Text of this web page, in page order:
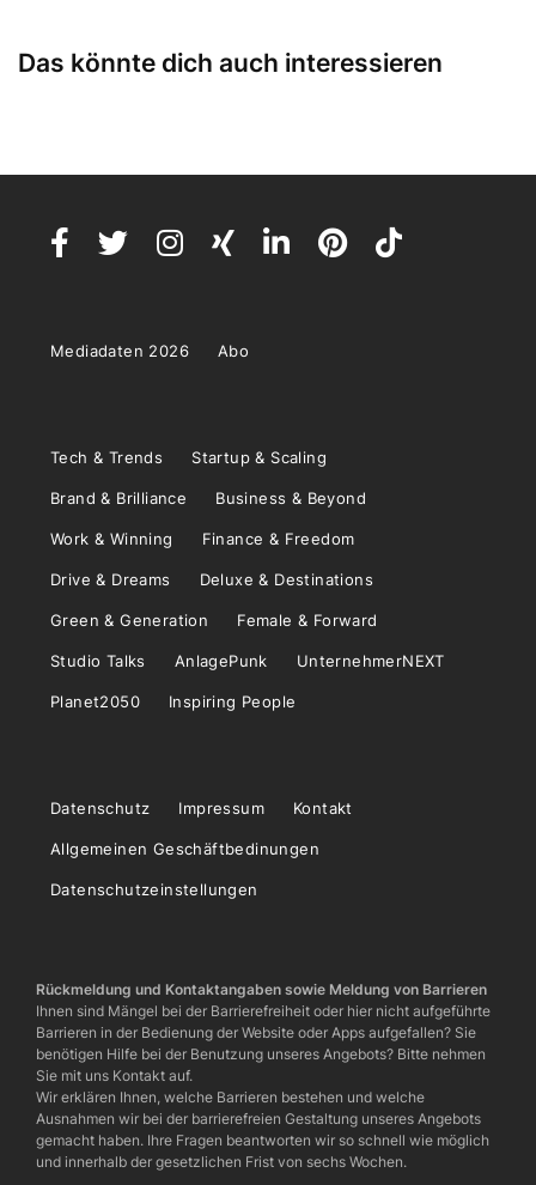
Das könnte dich auch interessieren
Mediadaten 2026 Abo
Tech & Trends Startup & Scaling
Brand & Brilliance Business & Beyond
Work & Winning Finance & Freedom
Drive & Dreams Deluxe & Destinations
Green & Generation Female & Forward
Studio Talks AnlagePunk UnternehmerNEXT
Planet2050 Inspiring People
Datenschutz Impressum Kontakt
Allgemeinen Geschäftbedinungen
Datenschutzeinstellungen
Rückmeldung und Kontaktangaben sowie Meldung von Barrieren
Ihnen sind Mängel bei der Barrierefreiheit oder hier nicht aufgeführte
Barrieren in der Bedienung der Website oder Apps aufgefallen? Sie
benötigen Hilfe bei der Benutzung unseres Angebots? Bitte nehmen
Sie mit uns Kontakt auf.
Wir erklären Ihnen, welche Barrieren bestehen und welche
Ausnahmen wir bei der barrierefreien Gestaltung unseres Angebots
gemacht haben. Ihre Fragen beantworten wir so schnell wie möglich
und innerhalb der gesetzlichen Frist von sechs Wochen.